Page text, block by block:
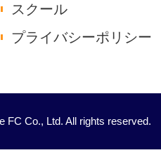
スクール
プライバシーポリシー
FC Co., Ltd. All rights reserved.